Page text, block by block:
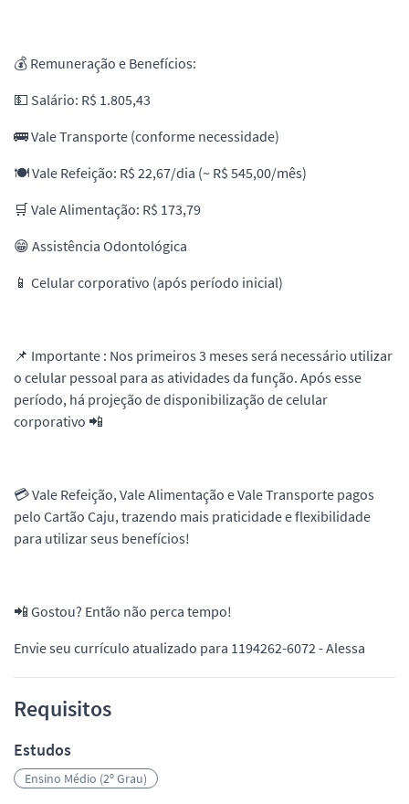
💰 Remuneração e Benefícios:
💵 Salário: R$ 1.805,43
🚌 Vale Transporte (conforme necessidade)
🍽️ Vale Refeição: R$ 22,67/dia (~ R$ 545,00/mês)
🛒 Vale Alimentação: R$ 173,79
😁 Assistência Odontológica
📱 Celular corporativo (após período inicial)
📌 Importante : Nos primeiros 3 meses será necessário utilizar
o celular pessoal para as atividades da função. Após esse
período, há projeção de disponibilização de celular
corporativo 📲
💳 Vale Refeição, Vale Alimentação e Vale Transporte pagos
pelo Cartão Caju, trazendo mais praticidade e flexibilidade
para utilizar seus benefícios!
📲 Gostou? Então não perca tempo!
Envie seu currículo atualizado para 1194262-6072 - Alessa
Requisitos
Estudos
Ensino Médio (2º Grau)